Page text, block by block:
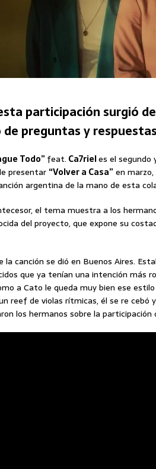
participación surgió
de preguntas y
Todo”feat. Ca7rieles el segundo
presentar “Volver a Casa”en
argentina de la mano de esta
el tema muestra a los
del proyecto, que expone su
la canción se dió en Buenos Aires.
que ya tenían una intención más
a Cato le queda muy bien ese
reef de violas rítmicas, él se re cebó
los hermanos sobre la participación